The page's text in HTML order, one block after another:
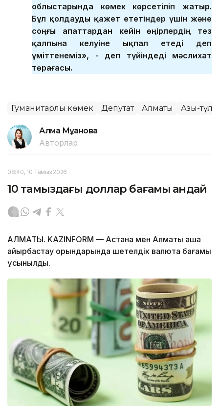
облыстарында көмек көрсетіліп жатыр.
Бұл қолдауды қажет ететіндер үшін және
соңғы апаттардан кейін өңірлердің тез
қалпына келуіне ықпал етеді деп
үміттенеміз», - деп түйіндеді мәслихат
төрағасы.
Гуманитарлық көмек Депутат Алматы Азық-түлік
Алма Мұқанова
Авторлар
08:40, 10 Тамыз 2026
10 тамыздағы доллар бағамы қандай
АЛМАТЫ. KAZINFORM — Астана мен Алматы ақша
айырбастау орындарында шетелдік валюта бағамы
ұсынылды.